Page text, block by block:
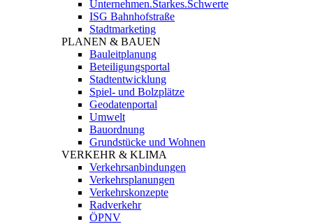
Unternehmen.Starkes.Schwerte
ISG Bahnhofstraße
Stadtmarketing
PLANEN & BAUEN
Bauleitplanung
Beteiligungsportal
Stadtentwicklung
Spiel- und Bolzplätze
Geodatenportal
Umwelt
Bauordnung
Grundstücke und Wohnen
VERKEHR & KLIMA
Verkehrsanbindungen
Verkehrsplanungen
Verkehrskonzepte
Radverkehr
ÖPNV